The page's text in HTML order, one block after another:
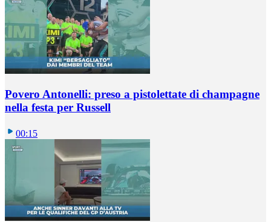
Povero Antonelli: preso a pistolettate di champagne
nella festa per Russell
00:15